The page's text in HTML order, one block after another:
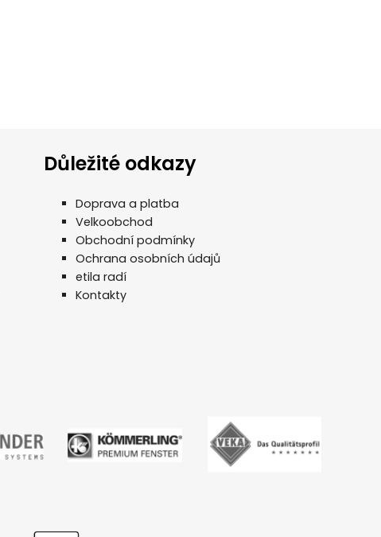
Důležité odkazy
Doprava a platba
Velkoobchod
Obchodní podmínky
Ochrana osobních údajů
etila radí
Kontakty